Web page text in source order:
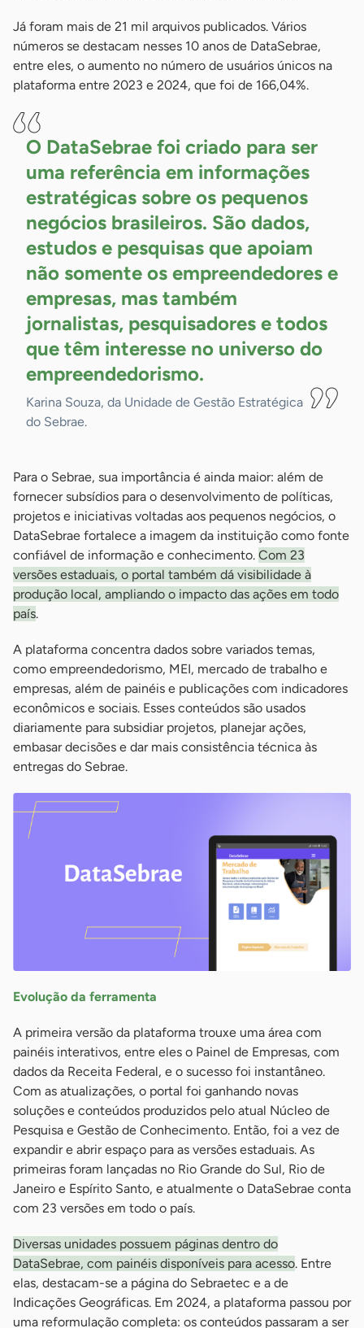
Já foram mais de 21 mil arquivos publicados. Vários
números se destacam nesses 10 anos de DataSebrae,
entre eles, o aumento no número de usuários únicos na
plataforma entre 2023 e 2024, que foi de 166,04%.
O DataSebrae foi criado para ser
uma referência em informações
estratégicas sobre os pequenos
negócios brasileiros. São dados,
estudos e pesquisas que apoiam
não somente os empreendedores e
empresas, mas também
jornalistas, pesquisadores e todos
que têm interesse no universo do
empreendedorismo.
Karina Souza, da Unidade de Gestão Estratégica
do Sebrae.
Para o Sebrae, sua importância é ainda maior: além de
fornecer subsídios para o desenvolvimento de políticas,
projetos e iniciativas voltadas aos pequenos negócios, o
DataSebrae fortalece a imagem da instituição como fonte
confiável de informação e conhecimento. Com 23
versões estaduais, o portal também dá visibilidade à
produção local, ampliando o impacto das ações em todo
país.
A plataforma concentra dados sobre variados temas,
como empreendedorismo, MEI, mercado de trabalho e
empresas, além de painéis e publicações com indicadores
econômicos e sociais. Esses conteúdos são usados
diariamente para subsidiar projetos, planejar ações,
embasar decisões e dar mais consistência técnica às
entregas do Sebrae.
Evolução da ferramenta
A primeira versão da plataforma trouxe uma área com
painéis interativos, entre eles o Painel de Empresas, com
dados da Receita Federal, e o sucesso foi instantâneo.
Com as atualizações, o portal foi ganhando novas
soluções e conteúdos produzidos pelo atual Núcleo de
Pesquisa e Gestão de Conhecimento. Então, foi a vez de
expandir e abrir espaço para as versões estaduais. As
primeiras foram lançadas no Rio Grande do Sul, Rio de
Janeiro e Espírito Santo, e atualmente o DataSebrae conta
com 23 versões em todo o país.
Diversas unidades possuem páginas dentro do
DataSebrae, com painéis disponíveis para acesso. Entre
elas, destacam-se a página do Sebraetec e a de
Indicações Geográficas. Em 2024, a plataforma passou por
uma reformulação completa: os conteúdos passaram a ser